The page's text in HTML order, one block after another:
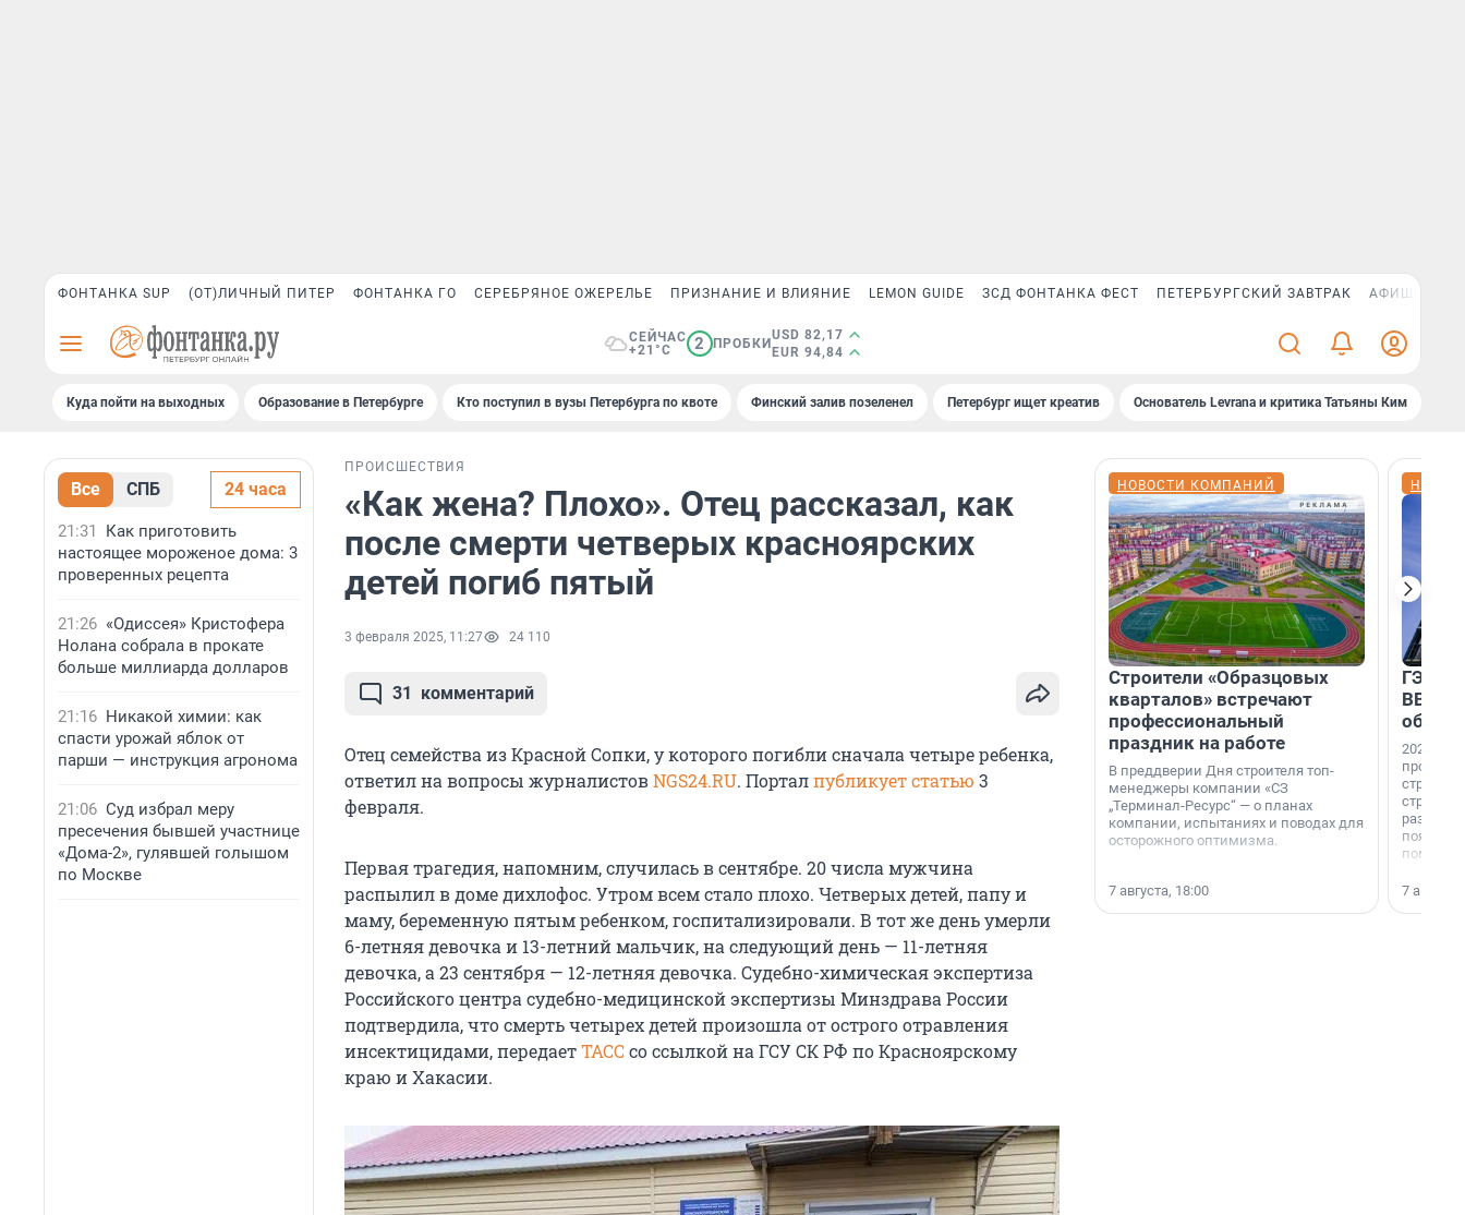
ФОНТАНКА SUP (ОТ)ЛИЧНЫЙ ПИТЕР ФОНТАНКА ГО СЕРЕБРЯНОЕ ОЖЕРЕЛЬЕ ПРИЗНАНИЕ И ВЛИЯНИЕ LEMON GUIDE ЗСД ФОНТАНКА ФЕСТ ПЕТЕРБУРГСКИЙ ЗАВТРАК АФИША PLUS
СЕЙЧАС
+21°C
2 ПРОБКИ
USD 82,17
EUR 94,84
Куда пойти на выходных Образование в Петербурге Кто поступил в вузы Петербурга по квоте Финский залив позеленел Петербург ищет креатив Основатель Levrana и критика Татьяны Ким
Все СПБ 24 часа
21:31
Как приготовить
настоящее мороженое дома: 3
проверенных рецепта
21:26 «Одиссея» Кристофера
Нолана собрала в прокате
больше миллиарда долларов
21:16 Никакой химии: как
спасти урожай яблок от
парши — инструкция агронома
21:06 Суд избрал меру
пресечения бывшей участнице
«Дома-2», гулявшей голышом
по Москве
ПРОИСШЕСТВИЯ
«Как жена? Плохо». Отец рассказал, как
после смерти четверых красноярских
детей погиб пятый
3 февраля 2025, 11:27 24 110
31 комментарий
Отец семейства из Красной Сопки, у которого погибли сначала четыре ребенка,
ответил на вопросы журналистовNGS24.RU. Порталпубликует статью 3
февраля.
Первая трагедия, напомним, случилась в сентябре. 20 числа мужчина
распылил в доме дихлофос. Утром всем стало плохо. Четверых детей, папу и
маму, беременную пятым ребенком, госпитализировали. В тот же день умерли
6-летняя девочка и 13-летний мальчик, на следующий день — 11-летняя
девочка, а 23 сентября — 12-летняя девочка. Судебно-химическая экспертиза
Российского центра судебно-медицинской экспертизы Минздрава России
подтвердила, что смерть четырех детей произошла от острого отравления
инсектицидами, передаетТАССсо ссылкой на ГСУ СК РФ по Красноярскому
краю и Хакасии.
НОВОСТИ КОМПАНИЙ
Строители «Образцовых
кварталов» встречают
профессиональный
праздник на работе
В преддверии Дня строителя топ-
менеджеры компании «СЗ
„Терминал-Ресурс“ — о планах
компании, испытаниях и поводах для
осторожного оптимизма.
7 августа, 18:00
ГЭС,
ВВП: в
об
2026-й —
раз. В
7